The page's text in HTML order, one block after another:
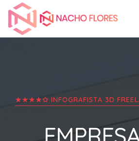
★★★★✩ INFOGRAFISTA 3D